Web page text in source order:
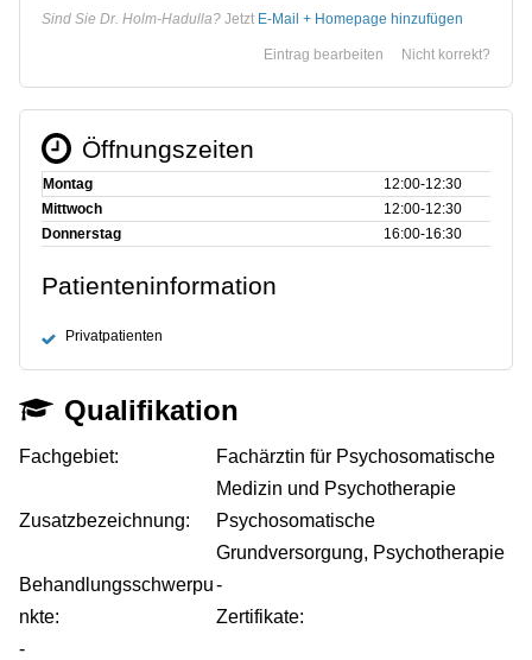
Sind Sie Dr. Holm-Hadulla? Jetzt E-Mail + Homepage hinzufügen
Nicht korrekt?
Eintrag bearbeiten
Öffnungszeiten
Montag
12:00‑12:30
Mittwoch
12:00‑12:30
Donnerstag
16:00‑16:30
Patienteninformation
Privatpatienten
Qualifikation
Fachgebiet:
Fachärztin für Psychosomatische
Medizin und Psychotherapie
Zusatzbezeichnung:
Psychosomatische
Grundversorgung, Psychotherapie
Behandlungsschwerpu
nkte:
-
Zertifikate:
-